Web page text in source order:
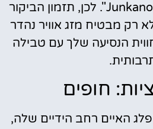
תרבותיות: פסטיבל Junkanoo". לכן, תזמון הביקור
רק מבטיח מזג אוויר נהדר
הנסיעה שלך עם טבילה
חופים
האיים רחב הידיים שלה,